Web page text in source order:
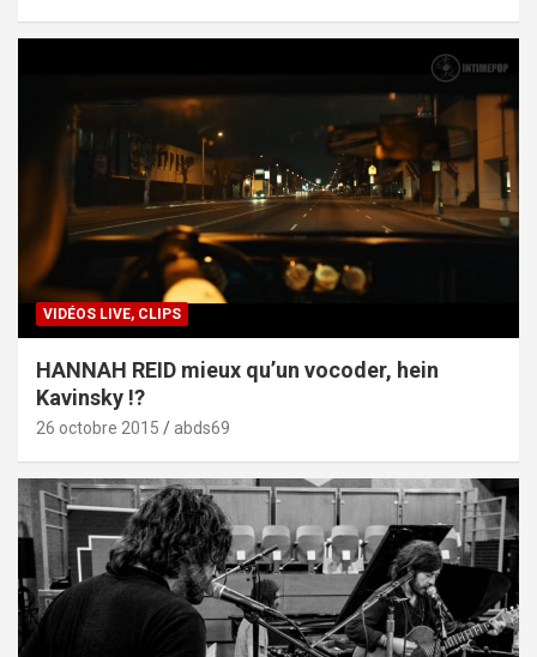
VIDÉOS LIVE, CLIPS
HANNAH REID mieux qu’un vocoder, hein
Kavinsky !?
26 octobre 2015 abds69